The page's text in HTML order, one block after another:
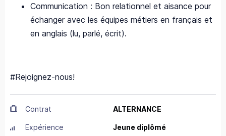
Communication : Bon relationnel et aisance pour
échanger avec les équipes métiers en français et
en anglais (lu, parlé, écrit).
#Rejoignez-nous!
Contrat ALTERNANCE
Expérience Jeune diplômé